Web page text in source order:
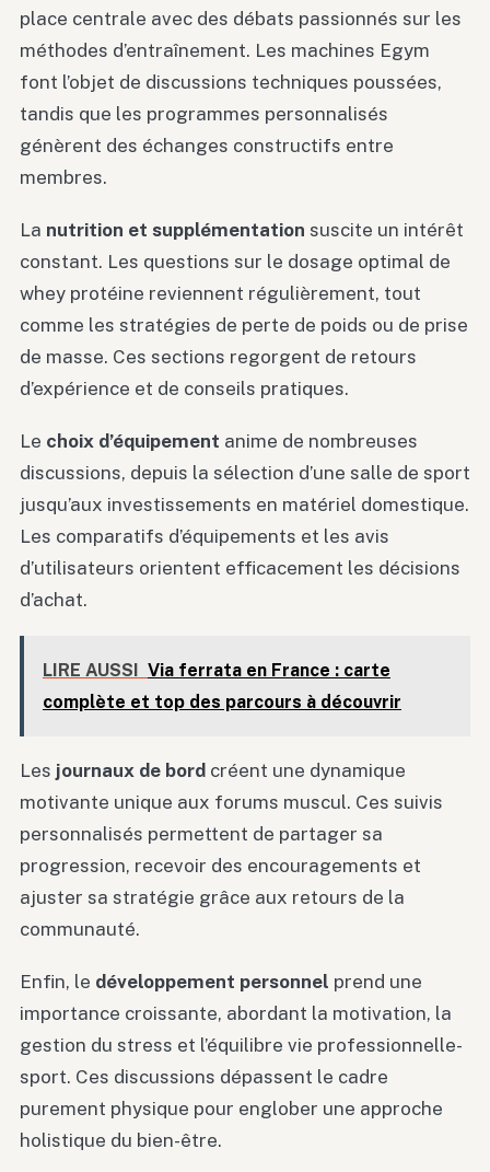
place centrale avec des débats passionnés sur les
méthodes d’entraînement. Les machines Egym
font l’objet de discussions techniques poussées,
tandis que les programmes personnalisés
génèrent des échanges constructifs entre
membres.
La nutrition et supplémentation suscite un intérêt
constant. Les questions sur le dosage optimal de
whey protéine reviennent régulièrement, tout
comme les stratégies de perte de poids ou de prise
de masse. Ces sections regorgent de retours
d’expérience et de conseils pratiques.
Le choix d’équipement anime de nombreuses
discussions, depuis la sélection d’une salle de sport
jusqu’aux investissements en matériel domestique.
Les comparatifs d’équipements et les avis
d’utilisateurs orientent efficacement les décisions
d’achat.
LIRE AUSSI
Via ferrata en France : carte
complète et top des parcours à découvrir
Les journaux de bord créent une dynamique
motivante unique aux forums muscul. Ces suivis
personnalisés permettent de partager sa
progression, recevoir des encouragements et
ajuster sa stratégie grâce aux retours de la
communauté.
Enfin, le développement personnel prend une
importance croissante, abordant la motivation, la
gestion du stress et l’équilibre vie professionnelle-
sport. Ces discussions dépassent le cadre
purement physique pour englober une approche
holistique du bien-être.